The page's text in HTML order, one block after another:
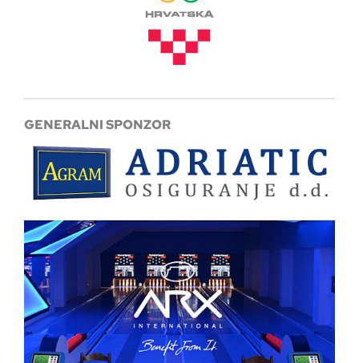
GENERALNI SPONZOR